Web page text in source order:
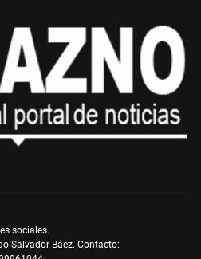
sociales.
Salvador Báez. Contacto: